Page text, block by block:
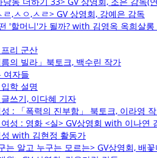
,ㅅㅇ,ㅅㄹ> GV 상영회, 강예은 감독
'할머니'가 될까? with 김영옥 옥희살롱
리 군산
의 빌라」북토크, 백수린 작가
여자들
학 설명
쓰기, 이다혜 기자
: 「폭력의 진부함」 북토크, 이라영
성 : 영화 <실> GV상영회 with 이나연
with 김현정 활동가
는 알고 누구는 모르는> GV상영회, 배